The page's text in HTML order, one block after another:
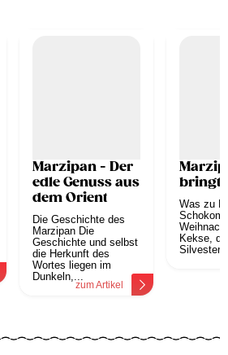
Marzipan - Der
edle Genuss aus
dem Orient
Die Geschichte des
Marzipan Die
Geschichte und selbst
die Herkunft des
Wortes liegen im
Dunkeln,...
zum Artikel
bringt
Was zu
Kekse,
Silvester